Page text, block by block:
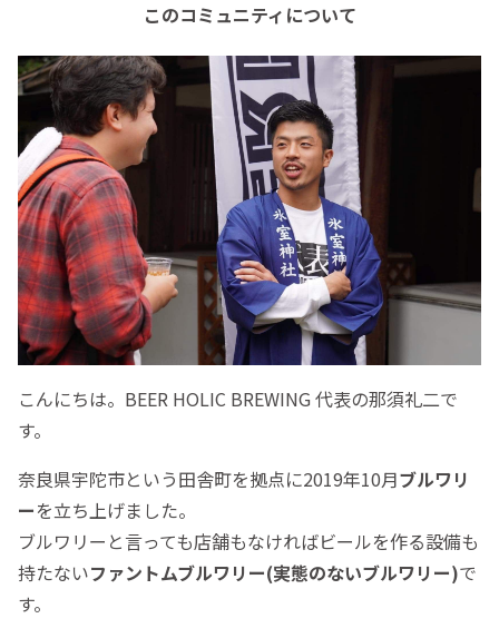
このコミュニティについて
こんにちは。BEER HOLIC BREWING 代表の那須礼二で
す。
奈良県宇陀市という田舎町を拠点に2019年10月ブルワリ
ーを立ち上げました。
ブルワリーと言っても店舗もなければビールを作る設備も
持たないファントムブルワリー(実態のないブルワリー)で
す。